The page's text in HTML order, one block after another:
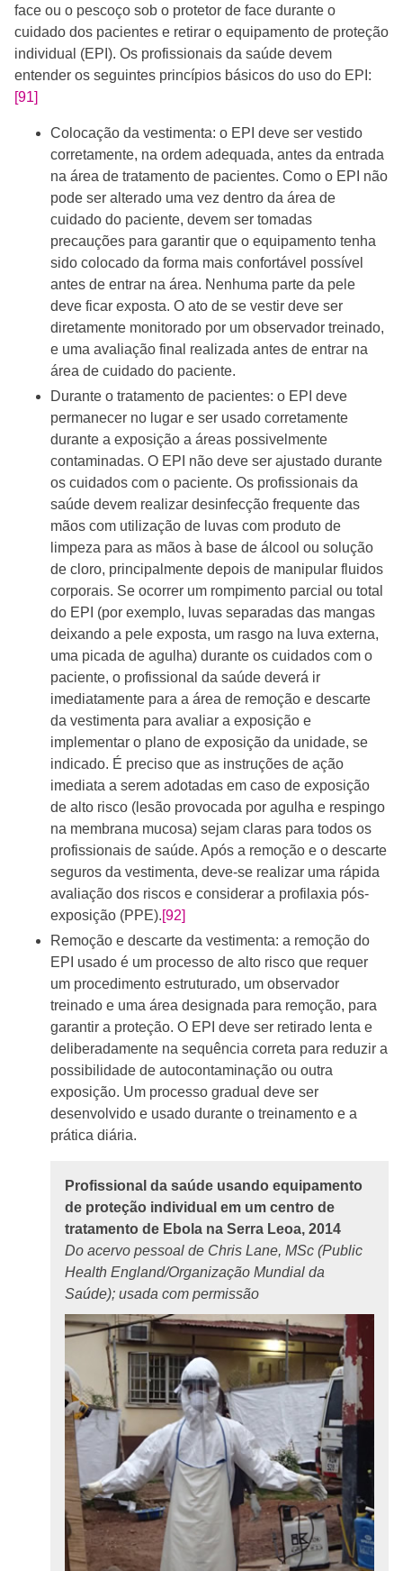
face ou o pescoço sob o protetor de face durante o
cuidado dos pacientes e retirar o equipamento de proteção
individual (EPI). Os profissionais da saúde devem
entender os seguintes princípios básicos do uso do EPI:
[91]
Colocação da vestimenta: o EPI deve ser vestido
corretamente, na ordem adequada, antes da entrada
na área de tratamento de pacientes. Como o EPI não
pode ser alterado uma vez dentro da área de
cuidado do paciente, devem ser tomadas
precauções para garantir que o equipamento tenha
sido colocado da forma mais confortável possível
antes de entrar na área. Nenhuma parte da pele
deve ficar exposta. O ato de se vestir deve ser
diretamente monitorado por um observador treinado,
e uma avaliação final realizada antes de entrar na
área de cuidado do paciente.
Durante o tratamento de pacientes: o EPI deve
permanecer no lugar e ser usado corretamente
durante a exposição a áreas possivelmente
contaminadas. O EPI não deve ser ajustado durante
os cuidados com o paciente. Os profissionais da
saúde devem realizar desinfecção frequente das
mãos com utilização de luvas com produto de
limpeza para as mãos à base de álcool ou solução
de cloro, principalmente depois de manipular fluidos
corporais. Se ocorrer um rompimento parcial ou total
do EPI (por exemplo, luvas separadas das mangas
deixando a pele exposta, um rasgo na luva externa,
uma picada de agulha) durante os cuidados com o
paciente, o profissional da saúde deverá ir
imediatamente para a área de remoção e descarte
da vestimenta para avaliar a exposição e
implementar o plano de exposição da unidade, se
indicado. É preciso que as instruções de ação
imediata a serem adotadas em caso de exposição
de alto risco (lesão provocada por agulha e respingo
na membrana mucosa) sejam claras para todos os
profissionais de saúde. Após a remoção e o descarte
seguros da vestimenta, deve-se realizar uma rápida
avaliação dos riscos e considerar a profilaxia pós-
exposição (PPE).[92]
Remoção e descarte da vestimenta: a remoção do
EPI usado é um processo de alto risco que requer
um procedimento estruturado, um observador
treinado e uma área designada para remoção, para
garantir a proteção. O EPI deve ser retirado lenta e
deliberadamente na sequência correta para reduzir a
possibilidade de autocontaminação ou outra
exposição. Um processo gradual deve ser
desenvolvido e usado durante o treinamento e a
prática diária.
Profissional da saúde usando equipamento
de proteção individual em um centro de
tratamento de Ebola na Serra Leoa, 2014
Do acervo pessoal de Chris Lane, MSc (Public
Health England/Organização Mundial da
Saúde); usada com permissão